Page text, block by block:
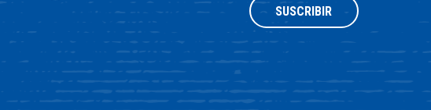
SUSCRIBIR